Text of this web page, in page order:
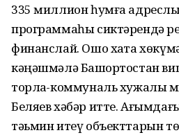
335 миллион һумға
программаһы сиктәрендә
финанслай. Ошо хаҡта
кәңәшмәлә Башҡортостан
торлаҡ-коммуналь хужалыҡ
Беляев хәбәр итте.
тәьмин итеү объекттарын